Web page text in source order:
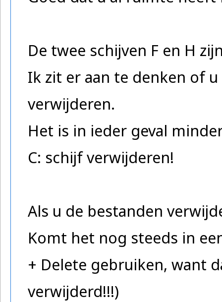
De twee schijven F en H
Ik zit er aan te denken of
verwijderen.
Het is in ieder geval
C: schijf verwijderen!
Als u de bestanden
Komt het nog steeds in
+ Delete gebruiken, want
verwijderd!!!)